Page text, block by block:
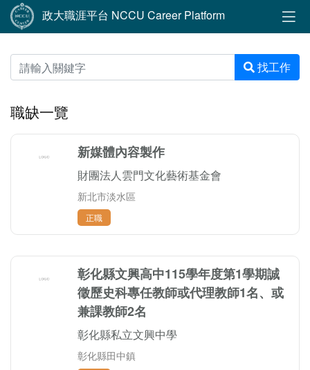
政大職涯平台 NCCU Career Platform
找工作
職缺一覽
新媒體內容製作
財團法人雲門文化藝術基金會
新北市淡水區
正職
彰化縣文興高中115學年度第1學期誠
徵歷史科專任教師或代理教師1名、或
兼課教師2名
彰化縣私立文興中學
彰化縣田中鎮